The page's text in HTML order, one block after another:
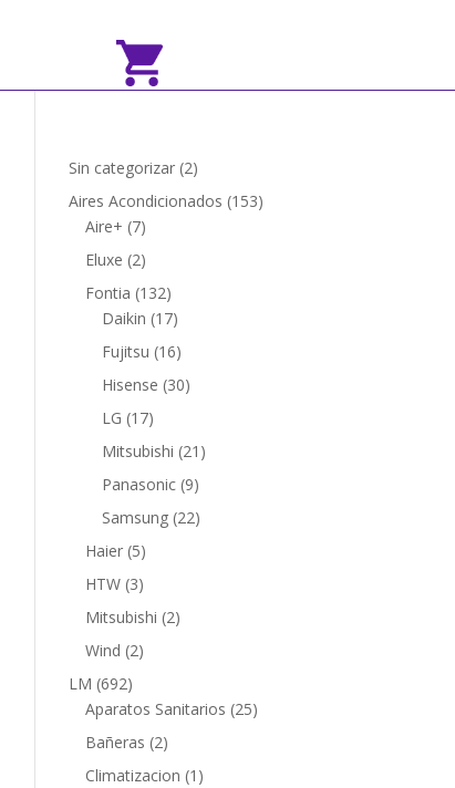
Sin categorizar 22
productos
Aires Acondicionados 153153
Aire+ 77
productos
Eluxe 22
productos
Fontia 132132
productos
Daikin 1717
productos
Fujitsu 1616
productos
Hisense 3030
LG 1717
productos
Mitsubishi 21 21
Panasonic 99
productos
Samsung 2222
Haier 55
productos
HTW 33
productos
Mitsubishi 22
Wind 22
LM 692692
productos
Aparatos Sanitarios 2525
Bañeras 22
productos
Climatizacion 1 1